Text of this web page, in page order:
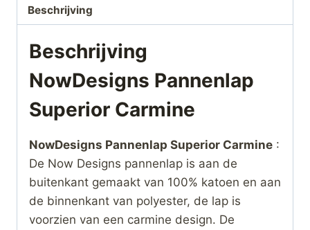
Beschrijving
Beschrijving
NowDesigns Pannenlap
Superior Carmine
NowDesigns Pannenlap Superior Carmine :
De Now Designs pannenlap is aan de
buitenkant gemaakt van 100% katoen en aan
de binnenkant van polyester, de lap is
voorzien van een carmine design. De